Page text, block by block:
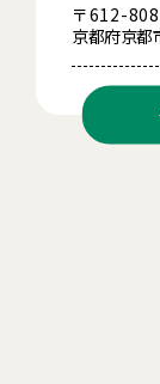
〒612-
京都府京都